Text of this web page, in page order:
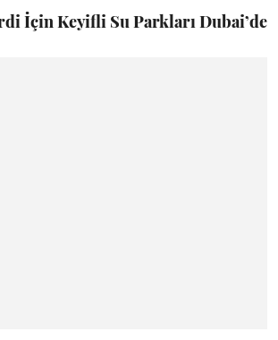
İçin Keyifli Su Parkları Dubai’de